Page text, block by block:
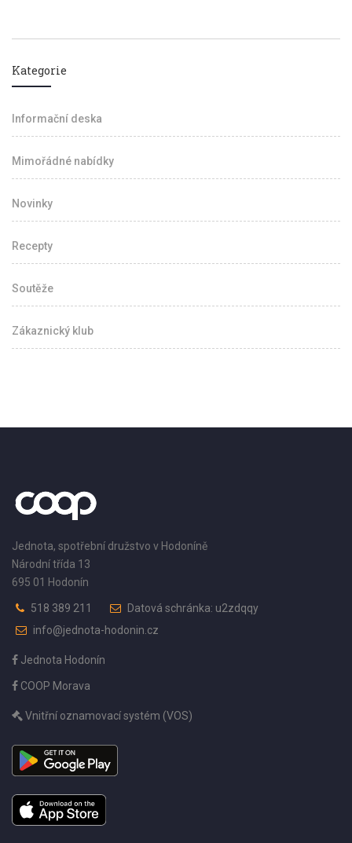
Kategorie
Informační deska
Mimořádné nabídky
Novinky
Recepty
Soutěže
Zákaznický klub
Jednota, spotřební družstvo v Hodoníně
Národní třída 13
695 01 Hodonín
518 389 211
Datová schránka: u2zdqqy
info@jednota-hodonin.cz
Jednota Hodonín
COOP Morava
Vnitřní oznamovací systém (VOS)